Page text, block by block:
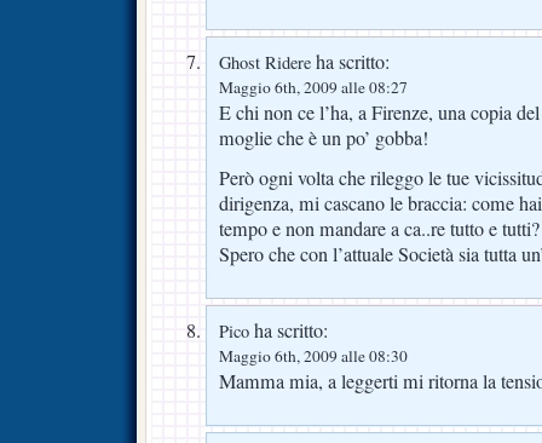
Ghost Ridere ha scritto:
Maggio 6th, 2009 alle 08:27
E chi non ce l’ha, a Firenze, una copia
moglie che è un po’ gobba!
Però ogni volta che rileggo le tue
dirigenza, mi cascano le braccia: come
tempo e non mandare a ca..re tutto e tutti?
Spero che con l’attuale Società sia tutta
Pico ha scritto:
Maggio 6th, 2009 alle 08:30
Mamma mia, a leggerti mi ritorna la